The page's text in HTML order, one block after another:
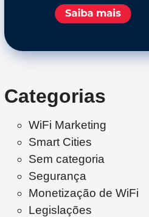
Categorias
WiFi Marketing
Smart Cities
Sem categoria
Segurança
Monetização de WiFi
Legislações